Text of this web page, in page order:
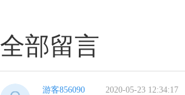
全部留言
游客856090 2020-05-23 12:34:17